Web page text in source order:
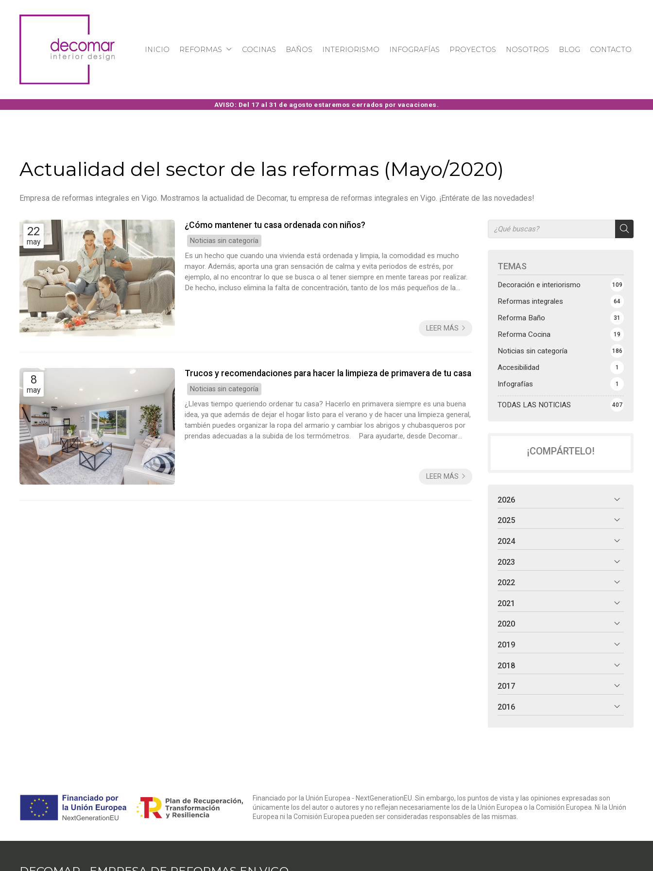
INICIO REFORMAS COCINAS BAÑOS INTERIORISMO INFOGRAFÍAS PROYECTOS NOSOTROS BLOG CONTACTO
Actualidad del sector de las reformas (Mayo/2020)
Empresa de reformas integrales en Vigo. Mostramos la actualidad de Decomar, tu empresa de reformas integrales en Vigo. ¡Entérate de las novedades!
TEMAS
TODAS LAS NOTICIAS 407
Decoración e interiorismo 109
Reformas integrales 64
Reforma Baño 31
Reforma Cocina 19
Noticias sin categoría 186
Accesibilidad 1
Infografías 1
22
may
¿Cómo mantener tu casa ordenada con niños?
Noticias sin categoría
Es un hecho que cuando una vivienda está ordenada y limpia, la comodidad es mucho
mayor. Además, aporta una gran sensación de calma y evita periodos de estrés, por
ejemplo, al no encontrar lo que se busca o al tener siempre en mente tareas por realizar.
De hecho, incluso elimina la falta de concentración, tanto de los más pequeños de la
LEER MÁS
8
may
Trucos y recomendaciones para hacer la limpieza de primavera de tu casa
Noticias sin categoría
¿Llevas tiempo queriendo ordenar tu casa? Hacerlo en primavera siempre es una buena
idea, ya que además de dejar el hogar listo para el verano y de hacer una limpieza general,
también puedes organizar la ropa del armario y cambiar los abrigos y chubasqueros por
prendas adecuadas a la subida de los termómetros. Para ayudarte, desde Decomar
LEER MÁS
¡COMPÁRTELO!
2026
2025
2024
2023
2022
2021
2020
2019
2018
2017
2016
Financiado por la Unión Europea - NextGenerationEU. Sin embargo, los puntos de vista y las opiniones expresadas son
únicamente los del autor o autores y no reflejan necesariamente los de la Unión Europea o la Comisión Europea. Ni la Unión
Europea ni la Comisión Europea pueden ser consideradas responsables de las mismas.